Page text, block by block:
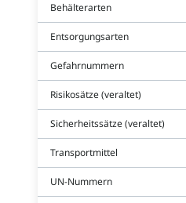
Behälterarten
Entsorgungsarten
Gefahrnummern
Risikosätze (veraltet)
Sicherheitssätze (veraltet)
Transportmittel
UN-Nummern